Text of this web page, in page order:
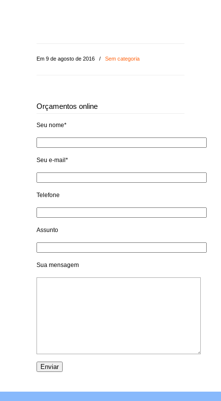
Em 9 de agosto de 2016 / Sem categoria
Orçamentos online
Seu nome*
Seu e-mail*
Telefone
Assunto
Sua mensagem